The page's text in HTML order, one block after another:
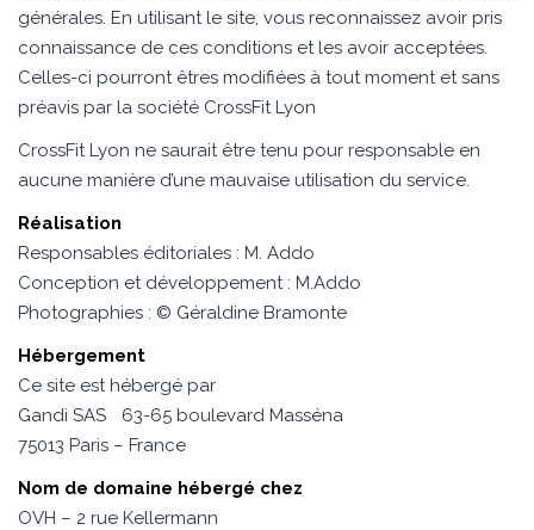
générales. En utilisant le site, vous reconnaissez avoir pris
connaissance de ces conditions et les avoir acceptées.
Celles-ci pourront êtres modifiées à tout moment et sans
préavis par la société CrossFit Lyon
CrossFit Lyon ne saurait être tenu pour responsable en
aucune manière d’une mauvaise utilisation du service.
Réalisation
Responsables éditoriales : M. Addo
Conception et développement : M.Addo
Photographies : © Géraldine Bramonte
Hébergement
Ce site est hébergé par
Gandi SAS 63-65 boulevard Masséna
75013 Paris – France
Nom de domaine hébergé chez
OVH – 2 rue Kellermann